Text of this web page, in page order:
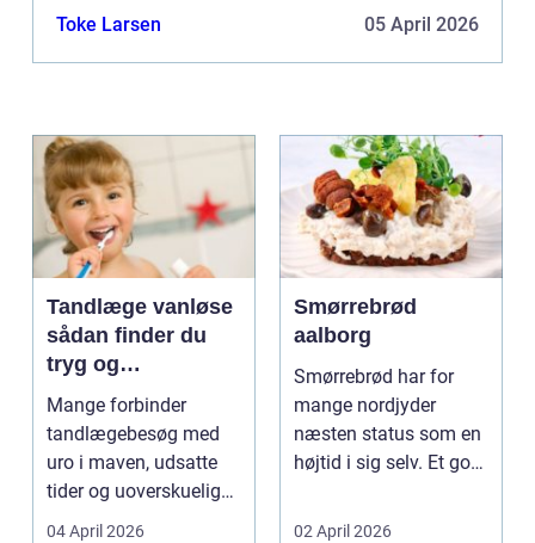
af huset giver kunderne mulighed for at nyde
Toke Larsen 05 April 2026
Tandlæge vanløse
sådan finder du
tryg og
professionel
tandpleje
Mange forbinder
tandlægebesøg med
uro i maven, udsatte
tider og uoverskuelige
priser. Samtidig ved
04 April 2026
Smørrebrød
aalborg
Smørrebrød har for
mange nordjyder
næsten status som en
højtid i sig selv. Et godt
02 April 2026